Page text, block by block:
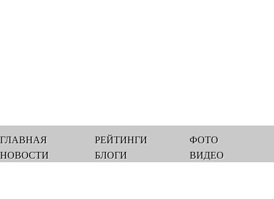
ГЛАВНАЯ
НОВОСТИ
РЕЙТИНГИ
БЛОГИ
ФОТО
ВИДЕО